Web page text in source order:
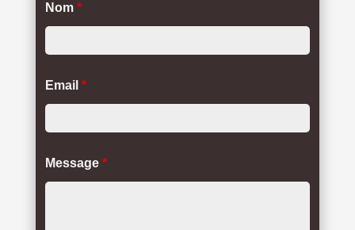
Nom *
Email *
Message *